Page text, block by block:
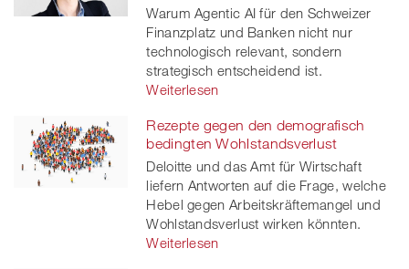
Warum Agentic AI für den Schweizer
Finanzplatz und Banken nicht nur
technologisch relevant, sondern
strategisch entscheidend ist.
Weiterlesen
Rezepte gegen den demografisch
bedingten Wohlstandsverlust
Deloitte und das Amt für Wirtschaft
liefern Antworten auf die Frage, welche
Hebel gegen Arbeitskräftemangel und
Wohlstandsverlust wirken könnten.
Weiterlesen